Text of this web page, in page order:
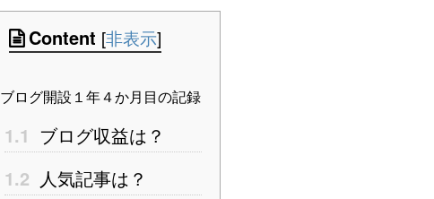
Content [非表示]
ブログ開設１年４か月目の記録
1.1 ブログ収益は？
1.2 人気記事は？